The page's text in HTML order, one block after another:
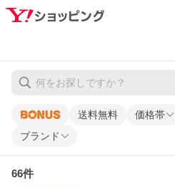
送料無料 価格帯
ブランド
66件